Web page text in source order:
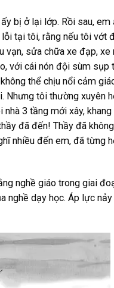
bị ở lại lớp. Rồi sau, em
tại tôi, rằng nếu tôi
sửa chữa xe đạp,
với cái nón đội sùm sụp
thể chịu nổi cảm
tôi thường xuyên
3 tầng mới xây,
đã đến! Thầy đã
nhiều đến em, đã từng
nghề giáo trong giai
dạy học. Áp lực